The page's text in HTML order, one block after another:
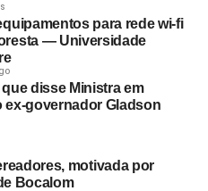
para rede wi-fi
— Universidade
que disse Ministra em
ex-governador Gladson
motivada por
Bocalom